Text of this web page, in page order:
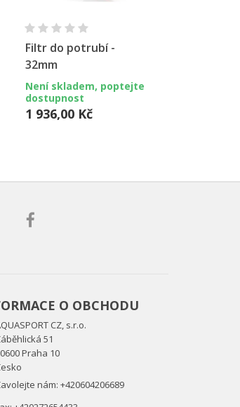
Rychlý náhled
Filtr do potrubí -
32mm
Není skladem, poptejte
dostupnost
1 936,00 Kč
O OBCHODU
CZ, s.r.o.
51
Praha 10
nám: +420604206689